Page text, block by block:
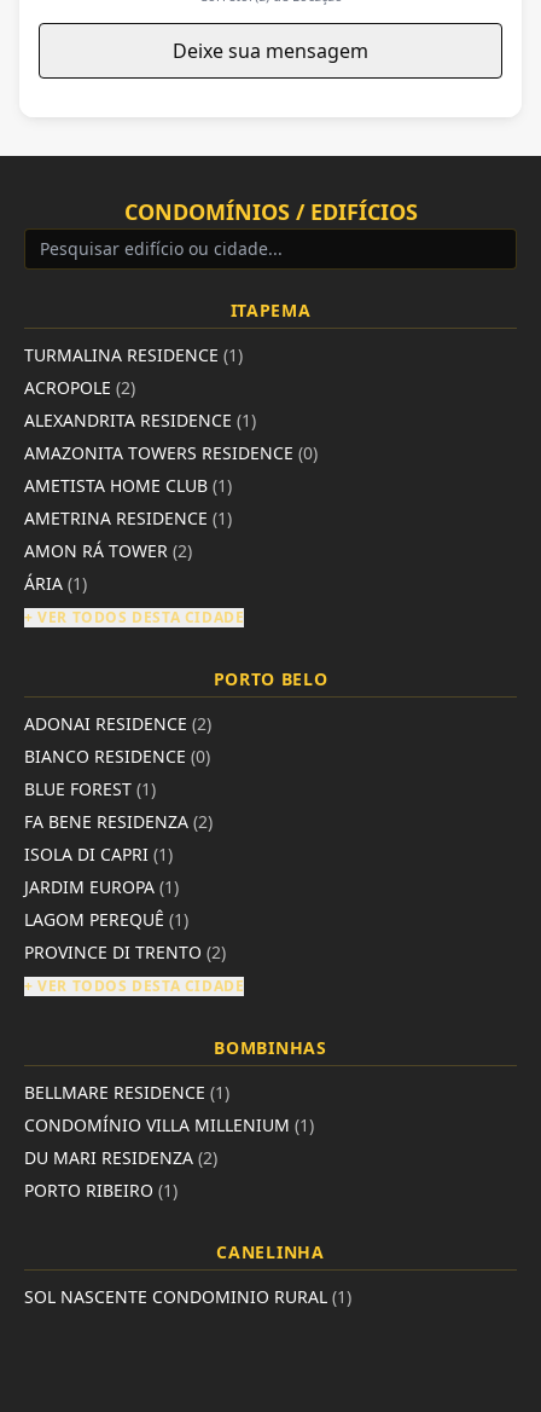
Deixe sua mensagem
CONDOMÍNIOS / EDIFÍCIOS
ITAPEMA
TURMALINA RESIDENCE (1)
ACROPOLE (2)
ALEXANDRITA RESIDENCE (1)
AMAZONITA TOWERS RESIDENCE (0)
AMETISTA HOME CLUB (1)
AMETRINA RESIDENCE (1)
AMON RÁ TOWER (2)
ÁRIA (1)
+ VER TODOS DESTA CIDADE
PORTO BELO
ADONAI RESIDENCE (2)
BIANCO RESIDENCE (0)
BLUE FOREST (1)
FA BENE RESIDENZA (2)
ISOLA DI CAPRI (1)
JARDIM EUROPA (1)
LAGOM PEREQUÊ (1)
PROVINCE DI TRENTO (2)
+ VER TODOS DESTA CIDADE
BOMBINHAS
BELLMARE RESIDENCE (1)
CONDOMÍNIO VILLA MILLENIUM (1)
DU MARI RESIDENZA (2)
PORTO RIBEIRO (1)
CANELINHA
SOL NASCENTE CONDOMINIO RURAL (1)